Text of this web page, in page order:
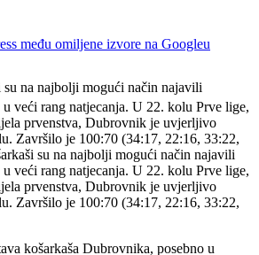
među omiljene izvore na Googleu
su na najbolji mogući način najavili
u veći rang natjecanja. U 22. kolu Prve lige,
prvenstva, Dubrovnik je uvjerljivo
Završilo je 100:70 (34:17, 22:16, 33:22,
su na najbolji mogući način najavili
u veći rang natjecanja. U 22. kolu Prve lige,
prvenstva, Dubrovnik je uvjerljivo
Završilo je 100:70 (34:17, 22:16, 33:22,
košarkaša Dubrovnika, posebno u